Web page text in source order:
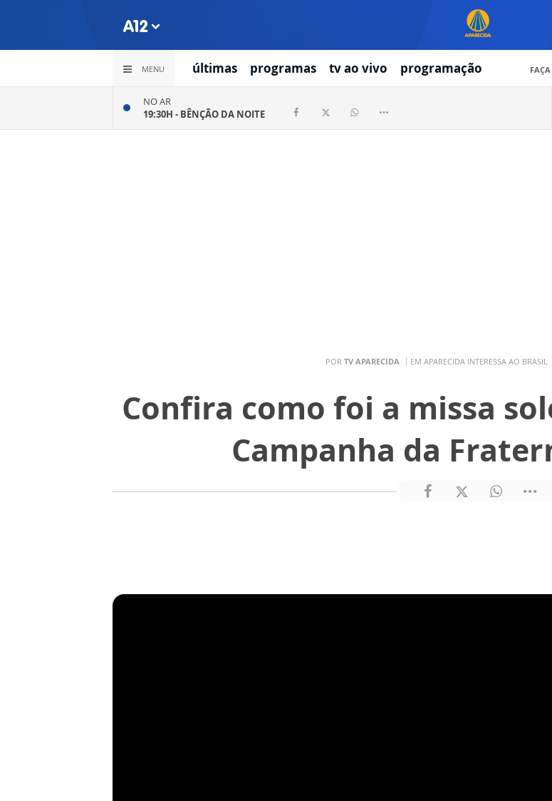
MENU últimas programas tv ao vivo programação
NO AR
19:30H - BÊNÇÃO DA NOITE
POR TV APARECIDA EM APARECIDA INTERESSA AO BRASIL
Confira como foi a missa
Campanha da